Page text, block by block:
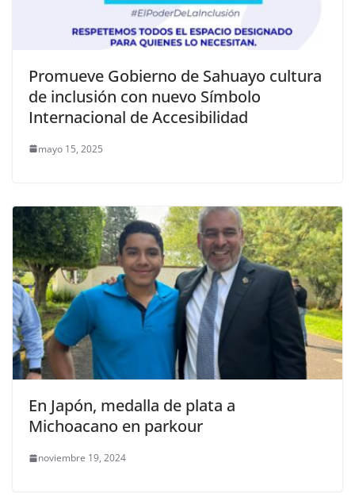
Promueve Gobierno de Sahuayo cultura
de inclusión con nuevo Símbolo
Internacional de Accesibilidad
mayo 15, 2025
En Japón, medalla de plata a
Michoacano en parkour
noviembre 19, 2024